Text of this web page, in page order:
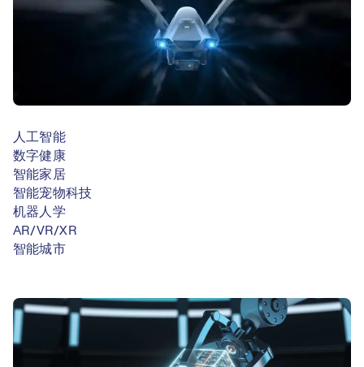
人工智能
数字健康
智能家居
智能宠物科技
机器人学
AR/VR/XR
智能城市